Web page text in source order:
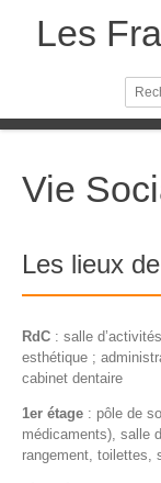
Les
Vie
Les lieux
RdC : salle
esthétique ;
cabinet dentaire
1er étage : pôle de
médicaments), salle
rangement, toilettes,